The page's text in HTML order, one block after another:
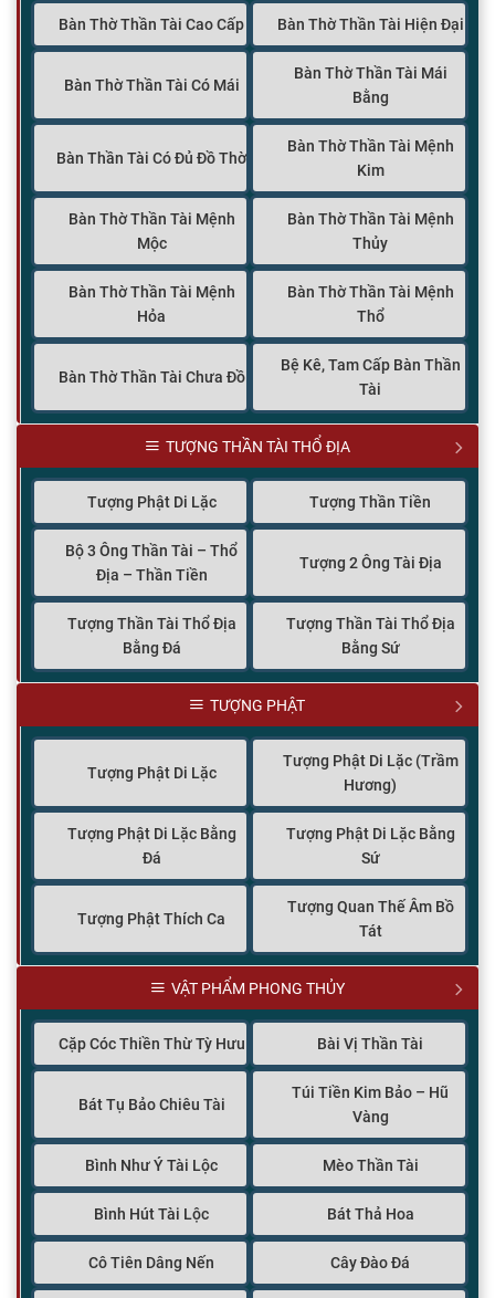
Bàn Thờ Thần Tài Cao Cấp Bàn Thờ Thần Tài Hiện Đại
Bàn Thờ Thần Tài Có Mái
Bàn Thờ Thần Tài Mái
Bằng
Bàn Thần Tài Có Đủ Đồ Thờ
Bàn Thờ Thần Tài Mệnh
Kim
Bàn Thờ Thần Tài Mệnh
Mộc
Bàn Thờ Thần Tài Mệnh
Thủy
Bàn Thờ Thần Tài Mệnh
Hỏa
Bàn Thờ Thần Tài Mệnh
Thổ
Bàn Thờ Thần Tài Chưa Đồ
Bệ Kê, Tam Cấp Bàn Thần
Tài
TƯỢNG THẦN TÀI THỔ ĐỊA
Tượng Phật Di Lặc Tượng Thần Tiền
Bộ 3 Ông Thần Tài – Thổ
Địa – Thần Tiền
Tượng 2 Ông Tài Địa
Tượng Thần Tài Thổ Địa
Bằng Đá
Tượng Thần Tài Thổ Địa
Bằng Sứ
TƯỢNG PHẬT
Tượng Phật Di Lặc
Tượng Phật Di Lặc (Trầm
Hương)
Tượng Phật Di Lặc Bằng
Đá
Tượng Phật Di Lặc Bằng
Sứ
Tượng Phật Thích Ca
Tượng Quan Thế Âm Bồ
Tát
VẬT PHẨM PHONG THỦY
Cặp Cóc Thiền Thừ Tỳ Hưu Bài Vị Thần Tài
Bát Tụ Bảo Chiêu Tài
Túi Tiền Kim Bảo – Hũ
Vàng
Bình Như Ý Tài Lộc Mèo Thần Tài
Bình Hút Tài Lộc Bát Thả Hoa
Cô Tiên Dâng Nến Cây Đào Đá